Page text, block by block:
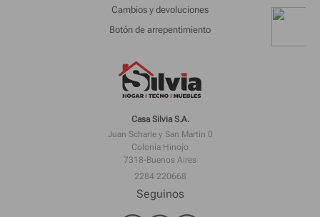
Cambios y devoluciones
Botón de arrepentimiento
Casa Silvia S.A.
Juan Scharle y San Martín 0
Colonia Hinojo
7318-Buenos Aires
2284 220668
Seguinos